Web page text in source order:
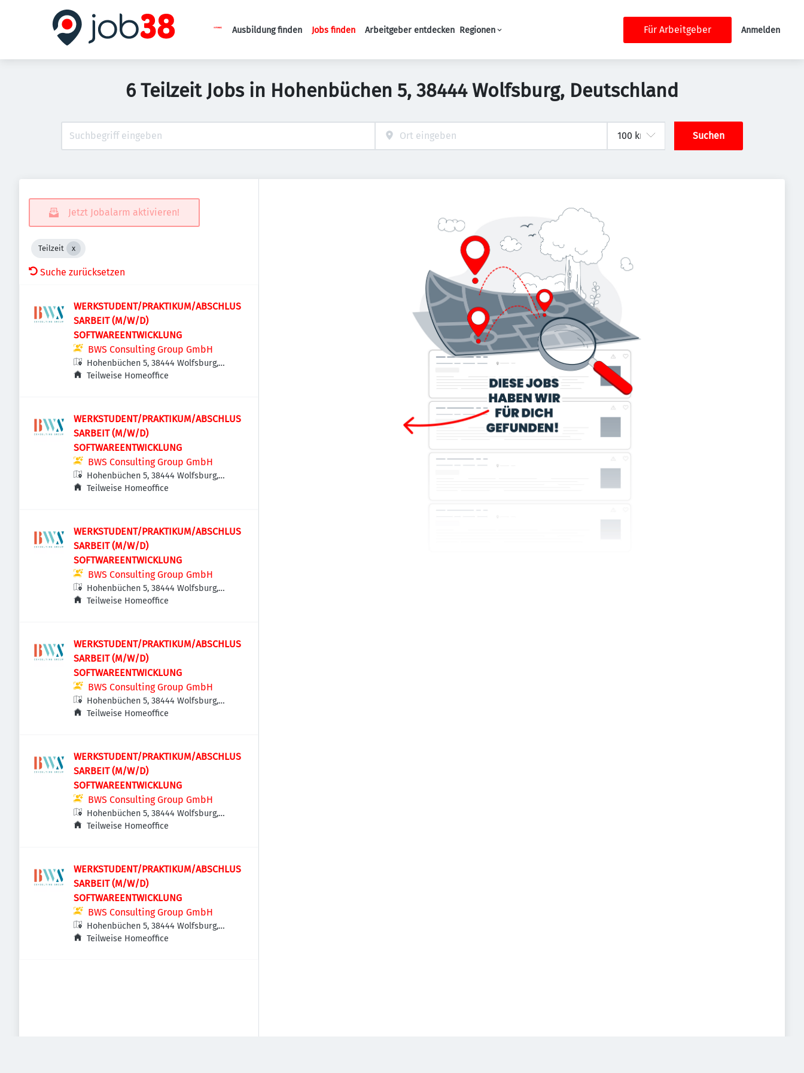
Haupt-Navigation
Ausbildung finden Jobs finden Arbeitgeber entdecken Regionen Für Arbeitgeber Anmelden
6 Teilzeit Jobs in Hohenbüchen 5, 38444 Wolfsburg, Deutschland
Suchen
Jetzt Jobalarm aktivieren!
Teilzeit
Suche zurücksetzen
WERKSTUDENT/PRAKTIKUM/ABSCHLUS
SARBEIT (M/W/D)
SOFTWAREENTWICKLUNG
BWS Consulting Group GmbH
Hohenbüchen 5, 38444 Wolfsburg,
Deutschland
Teilweise Homeoffice
WERKSTUDENT/PRAKTIKUM/ABSCHLUS
SARBEIT (M/W/D)
SOFTWAREENTWICKLUNG
BWS Consulting Group GmbH
Hohenbüchen 5, 38444 Wolfsburg,
Deutschland
Teilweise Homeoffice
WERKSTUDENT/PRAKTIKUM/ABSCHLUS
SARBEIT (M/W/D)
SOFTWAREENTWICKLUNG
BWS Consulting Group GmbH
Hohenbüchen 5, 38444 Wolfsburg,
Deutschland
Teilweise Homeoffice
WERKSTUDENT/PRAKTIKUM/ABSCHLUS
SARBEIT (M/W/D)
SOFTWAREENTWICKLUNG
BWS Consulting Group GmbH
Hohenbüchen 5, 38444 Wolfsburg,
Deutschland
Teilweise Homeoffice
WERKSTUDENT/PRAKTIKUM/ABSCHLUS
SARBEIT (M/W/D)
SOFTWAREENTWICKLUNG
BWS Consulting Group GmbH
Hohenbüchen 5, 38444 Wolfsburg,
Deutschland
Teilweise Homeoffice
WERKSTUDENT/PRAKTIKUM/ABSCHLUS
SARBEIT (M/W/D)
SOFTWAREENTWICKLUNG
BWS Consulting Group GmbH
Hohenbüchen 5, 38444 Wolfsburg,
Deutschland
Teilweise Homeoffice